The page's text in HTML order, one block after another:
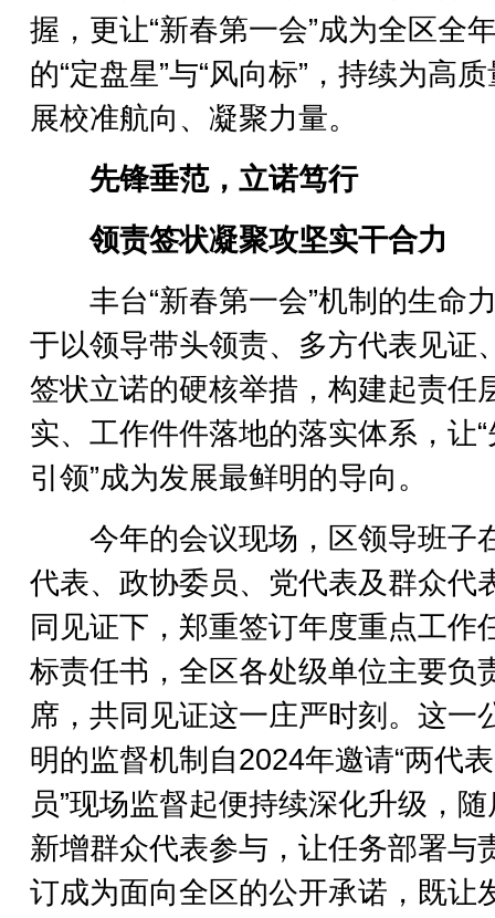
握，更让“新春第一会”成为全区全
的“定盘星”与“风向标”，持续为高
展校准航向、凝聚力量。
先锋垂范，立诺笃行
领责签状凝聚攻坚实干合力
丰台“新春第一会”机制的生命
于以领导带头领责、多方代表见证
签状立诺的硬核举措，构建起责任
实、工作件件落地的落实体系，让
引领”成为发展最鲜明的导向。
今年的会议现场，区领导班子
代表、政协委员、党代表及群众代
同见证下，郑重签订年度重点工作
标责任书，全区各处级单位主要负
席，共同见证这一庄严时刻。这一
明的监督机制自2024年邀请“两代
员”现场监督起便持续深化升级，
新增群众代表参与，让任务部署与
订成为面向全区的公开承诺，既让